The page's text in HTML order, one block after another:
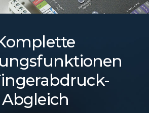
Abgleich